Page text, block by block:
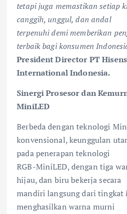
tetapi juga memastikan setiap
canggih, unggul, dan andal
terpenuhi demi memberikan
terbaik bagi konsumen
President Director PT
International Indonesia.
Sinergi Prosesor dan
MiniLED
Berbeda dengan teknologi
konvensional, keunggulan
pada penerapan teknologi
RGB-MiniLED, dengan tiga
hijau, dan biru bekerja secara
mandiri langsung dari tingkat
menghasilkan warna murni